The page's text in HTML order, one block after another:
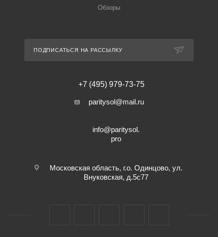
Обзоры
ПОДПИСАТЬСЯ НА РАССЫЛКУ
+7 (495) 979-73-75
paritysol@mail.ru
info@paritysol.
pro
Московская область, г.о. Одинцово, ул.
Внуковская, д.5с77